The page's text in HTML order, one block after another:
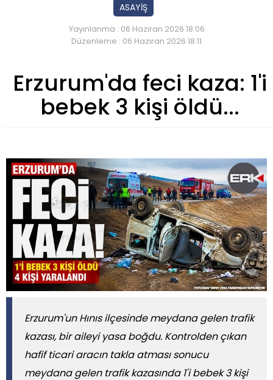
ASAYİŞ
Yayınlanma : 06 Haziran 2026 18:06
Düzenleme : 06 Haziran 2026 18:11
Erzurum'da feci kaza: 1'i
bebek 3 kişi öldü...
Erzurum'un Hınıs ilçesinde meydana gelen trafik
kazası, bir aileyi yasa boğdu. Kontrolden çıkan
hafif ticari aracın takla atması sonucu
meydana gelen trafik kazasında 1'i bebek 3 kişi